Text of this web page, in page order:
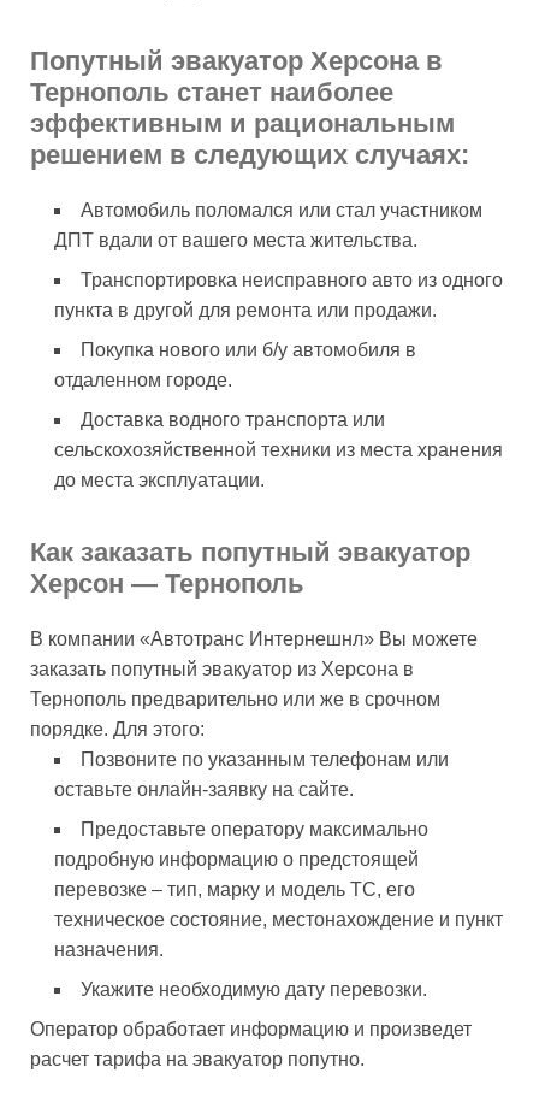
Попутный эвакуатор Херсона в
Тернополь станет наиболее
эффективным и рациональным
решением в следующих случаях:
Автомобиль поломался или стал участником
ДПТ вдали от вашего места жительства.
Транспортировка неисправного авто из одного
пункта в другой для ремонта или продажи.
Покупка нового или б/у автомобиля в
отдаленном городе.
Доставка водного транспорта или
сельскохозяйственной техники из места хранения
до места эксплуатации.
Как заказать попутный эвакуатор
Херсон — Тернополь
В компании «Автотранс Интернешнл» Вы можете
заказать попутный эвакуатор из Херсона в
Тернополь предварительно или же в срочном
порядке. Для этого:
Позвоните по указанным телефонам или
оставьте онлайн-заявку на сайте.
Предоставьте оператору максимально
подробную информацию о предстоящей
перевозке – тип, марку и модель ТС, его
техническое состояние, местонахождение и пункт
назначения.
Укажите необходимую дату перевозки.
Оператор обработает информацию и произведет
расчет тарифа на эвакуатор попутно.